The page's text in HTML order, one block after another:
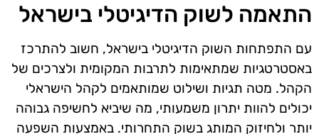
התאמה לשוק הדיגיטלי בישראל
עם התפתחות השוק הדיגיטלי בישראל, חשוב להתרכז
באסטרטגיות שמתאימות לתרבות המקומית ולצרכים של
הקהל. מטה תגיות ושילוט שמותאמים לקהל הישראלי
יכולים להוות יתרון משמעותי, מה שיביא לחשיפה גבוהה
יותר ולחיזוק המותג בשוק התחרותי. באמצעות השפעה